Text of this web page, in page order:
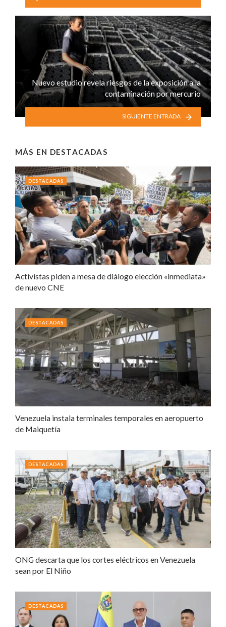
Nuevo estudio revela riesgos de la exposición a la
contaminación por mercurio
SIGUIENTE ENTRADA
MÁS EN DESTACADAS
Activistas piden a mesa de diálogo elección «inmediata»
de nuevo CNE
DESTACADAS
Venezuela instala terminales temporales en aeropuerto
de Maiquetía
DESTACADAS
ONG descarta que los cortes eléctricos en Venezuela
sean por El Niño
DESTACADAS
DESTACADAS